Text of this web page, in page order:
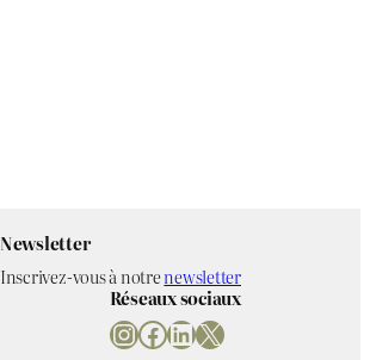
Newsletter
Inscrivez-vous à notrenewsletter
Réseaux sociaux
InstagramFacebook LinkedIn X